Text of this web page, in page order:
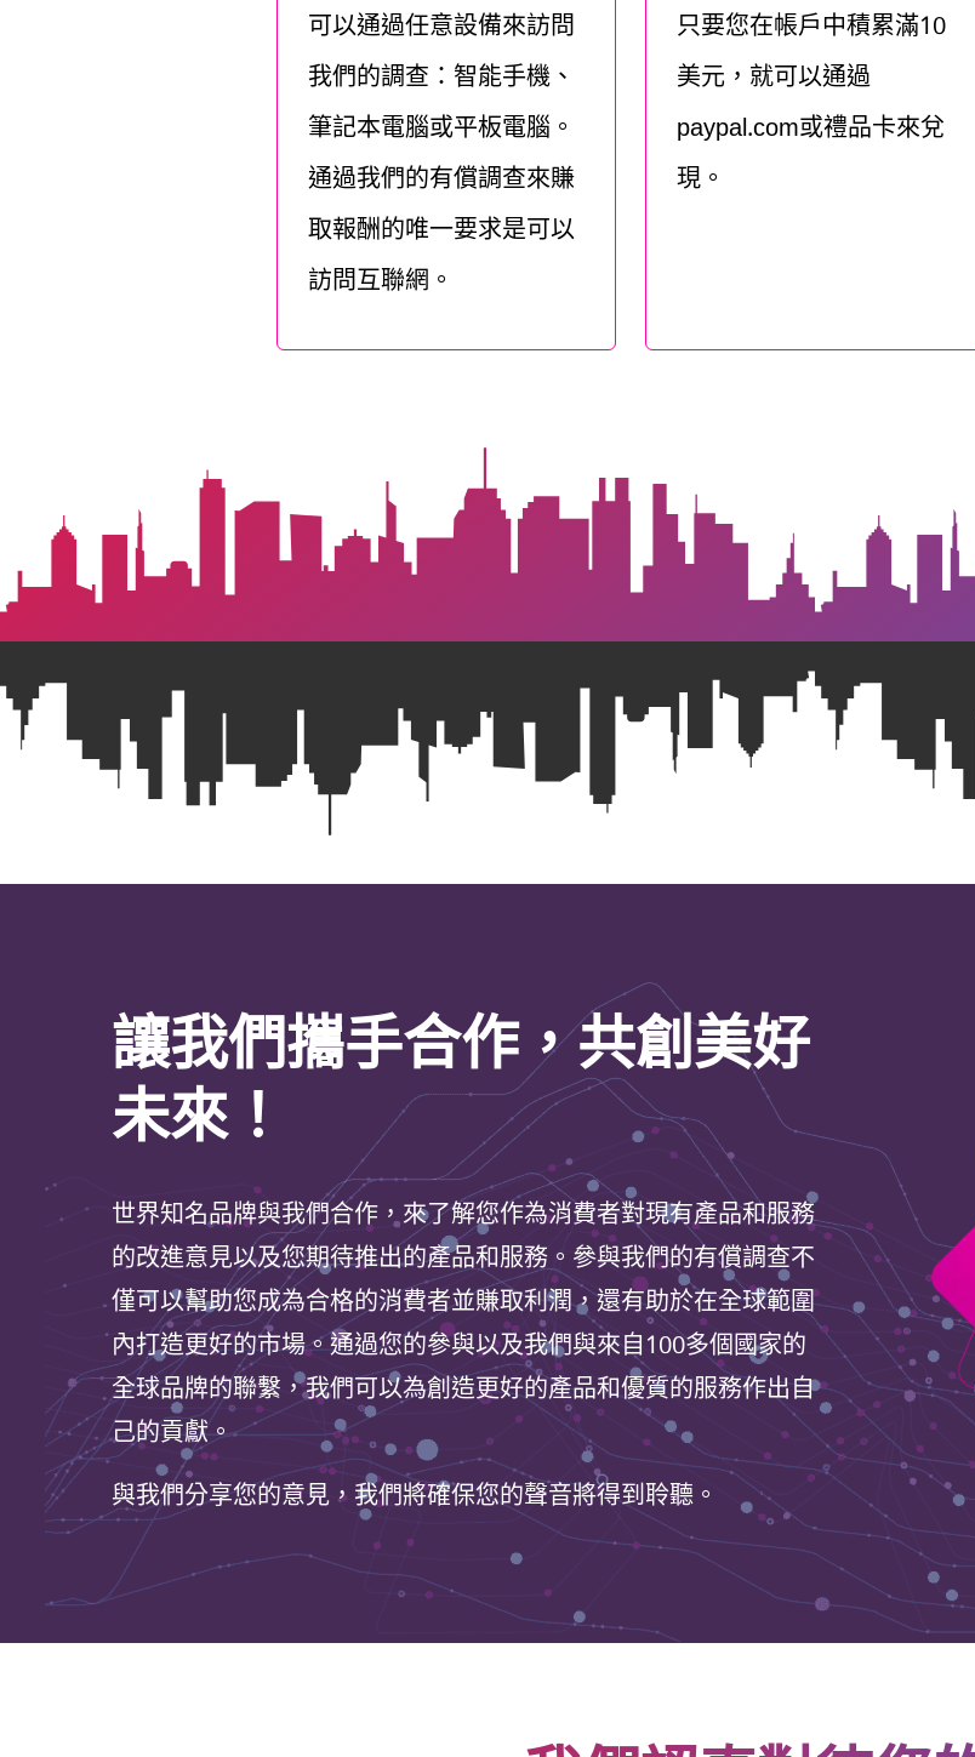
可以通過任意設備來訪問
我們的調查：智能手機、
筆記本電腦或平板電腦。
通過我們的有償調查來賺
取報酬的唯一要求是可以
訪問互聯網。
只要您在帳戶中積累滿10
美元，就可以通過
paypal.com或禮品卡來兌
現。
讓我們攜手合作，共創美好
未來！
世界知名品牌與我們合作，來了解您作為消費者對現有產品和服務
的改進意見以及您期待推出的產品和服務。參與我們的有償調查不
僅可以幫助您成為合格的消費者並賺取利潤，還有助於在全球範圍
內打造更好的市場。通過您的參與以及我們與來自100多個國家的
全球品牌的聯繫，我們可以為創造更好的產品和優質的服務作出自
己的貢獻。
與我們分享您的意見，我們將確保您的聲音將得到聆聽。